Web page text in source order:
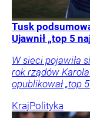
Tusk
Ujawnił „top 5
W sieci pojawiła
rok rządów
opublikował „top
KrajPolityka